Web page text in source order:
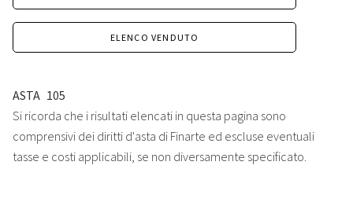
ELENCO VENDUTO
ASTA 105
Si ricorda che i risultati elencati in questa pagina sono
comprensivi dei diritti d'asta di Finarte ed escluse eventuali
tasse e costi applicabili, se non diversamente specificato.